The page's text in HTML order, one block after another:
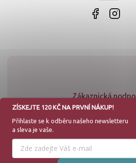
Používáme cookies, abychom
prohlížení webu a díky analýze
Zákaznická
+420 773 779
ZÍSKEJTE 120 KČ NA PRVNÍ NÁKUP!
Přihlaste se k odběru našeho newsletteru
a sleva je vaše.